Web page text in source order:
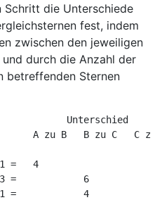
Schritt die Unterschiede
fest, indem
zwischen den jeweiligen
durch die Anzahl der
betreffenden Sternen
Unterschied
A zu B   B zu C   C
=   4
=            6
=            4